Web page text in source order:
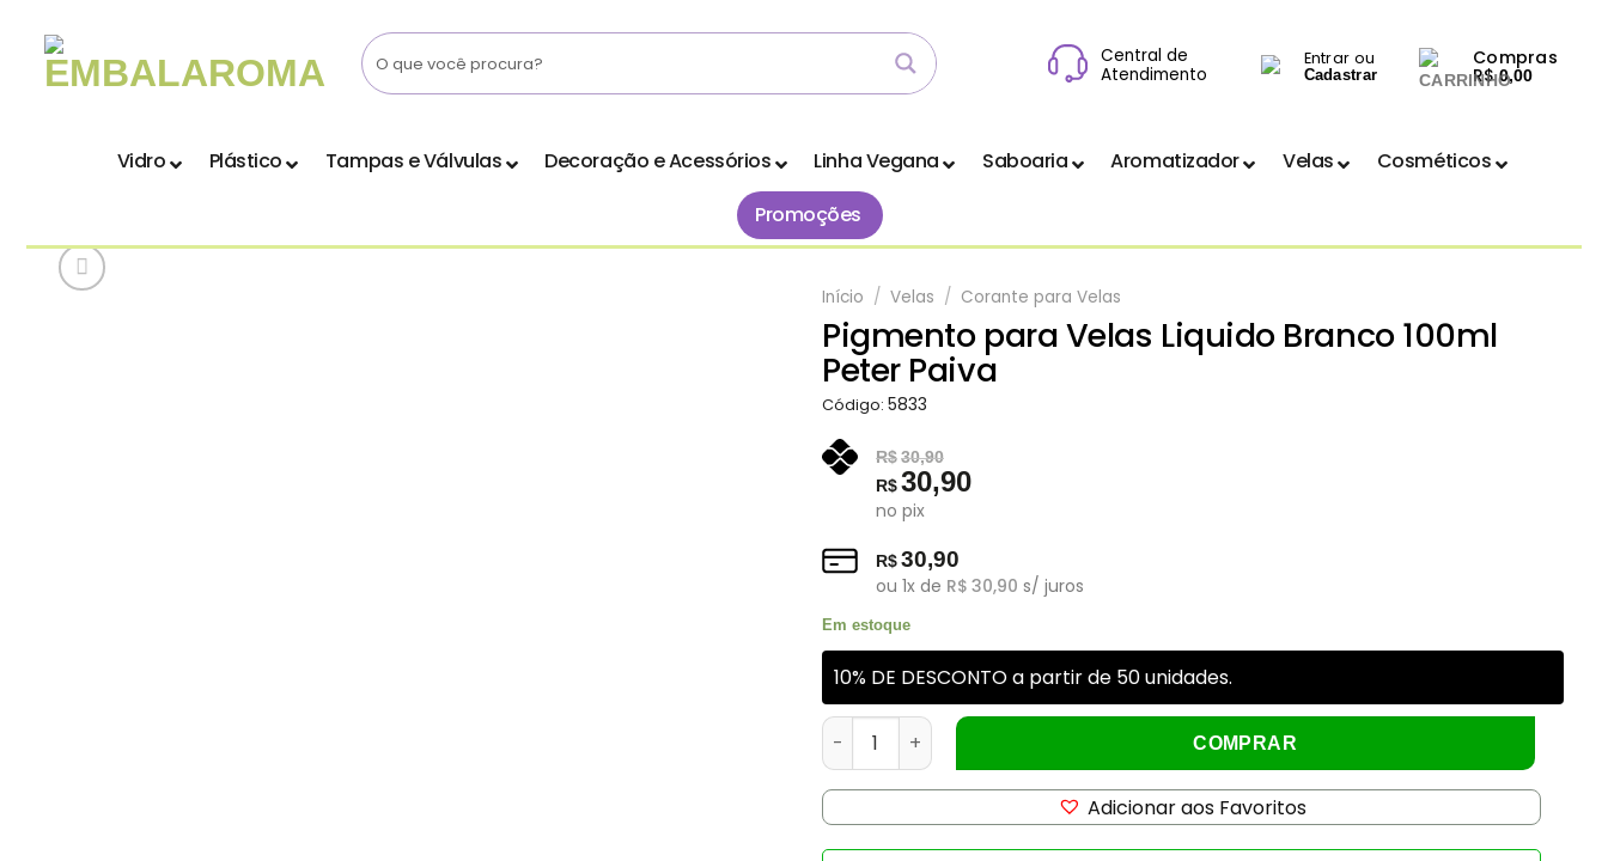
content
Central de
Atendimento
Entrar ou
Cadastrar
Compras
R$0,00
Vidro Plástico Tampas e Válvulas Decoração e Acessórios Linha Vegana Saboaria Aromatizador Velas
Cosméticos
Promoções
Início / Velas / Corante para Velas
Pigmento para Velas Liquido Branco 100ml
Peter Paiva
Código: 5833
R$30,90
R$30,90
no pix
R$30,90
ou 1x de R$ 30,90 s/ juros
Em estoque
10% DE DESCONTO a partir de 50 unidades.
Pigmento para Velas Liquido Branco 100ml Peter Paiva quantidade
COMPRAR
Adicionar aos Favoritos